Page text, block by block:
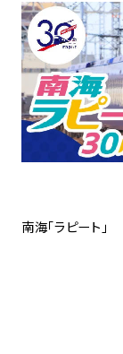
南海「ラピート」